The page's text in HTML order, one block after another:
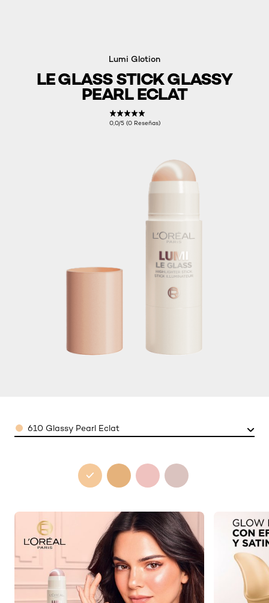
Lumi Glotion
LE GLASS STICK GLASSY
PEARL ECLAT
0,0/5 (0 Reseñas)
Color610 Glassy Pearl Eclat